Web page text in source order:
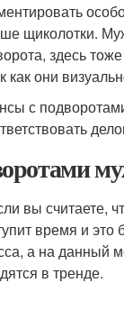
щиколотки.
здесь
как они
с
вы считаете,
время и
а на
в тренде.